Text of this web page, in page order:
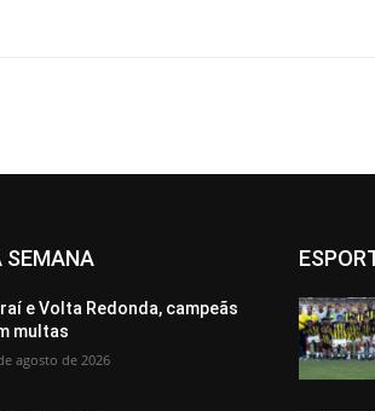
SEMANA
e Volta Redonda, campeãs
multas
agosto de 2026